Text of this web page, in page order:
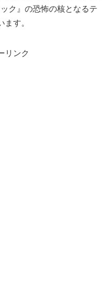
ク』の恐怖の核となるテ
す。
リンク